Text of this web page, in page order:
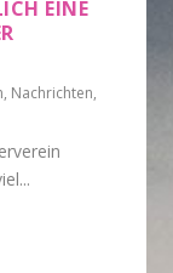
EINE
, Nachrichten,